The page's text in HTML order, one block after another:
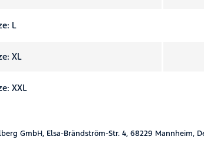
L
XL
XXL
GmbH, Elsa-Brändström-Str. 4, 68229 Mannheim,